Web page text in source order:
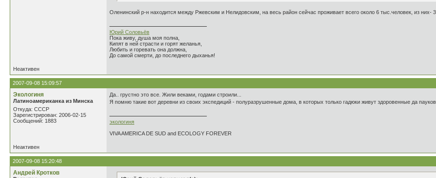
Оленинский р-н находится между Ржевским и Нелидовским, на весь район сейчас проживает всего около 6 тыс.человек, из них-
Юрий Соловьёв
Пока живу, душа моя полна,
Кипят в ней страсти и горят желанья,
Любить и горевать она должна,
До самой смерти, до последнего дыханья!
Неактивен
2007-09-08 15:09:57
Экологиня
Латиноамериканка из Минска
Откуда: СССР
Зарегистрирован: 2006-02-15
Сообщений: 1883
Да.. грустно это все. Жили веками, годами строили...
Я помню такие вот деревни из своих экспедиций - полуразрушенные дома, в которых только гадюки живут здоровенные да
экологиня
VIVA AMERICA DE SUD and ECOLOGY FOREVER
Неактивен
2007-09-08 15:20:48
Андрей Кротков